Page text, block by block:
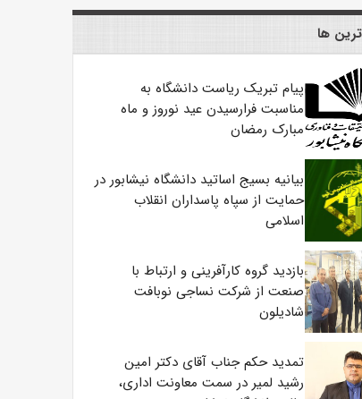
ها
پیام تبریک ریاست دانشگاه به
مناسبت فرارسیدن عید نوروز و ماه
مبارک رمضان
بیانیه بسیج اساتید دانشگاه نیشابور در
حمایت از سپاه پاسداران انقلاب
اسلامی
بازدید گروه کارآفرینی و ارتباط با
صنعت از شرکت نساجی نوبافت
شادیلون
تمدید حکم جناب آقای دکتر امین
رشید لمیر در سمت معاونت اداری،